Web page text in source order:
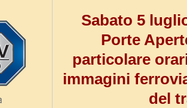
Sabato 5
Porte
particolare
immagini
del